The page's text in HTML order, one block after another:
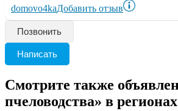
domovo4kaДобавить отзыв
Позвонить
Написать
Смотрите также
пчеловодства» в регионах